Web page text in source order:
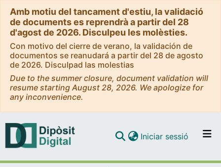
Amb motiu del tancament d'estiu, la validació
de documents es reprendrà a partir del 28
d'agost de 2026. Disculpeu les molèsties.
Con motivo del cierre de verano, la validación de
documentos se reanudará a partir del 28 de agosto
de 2026. Disculpad las molestias
Due to the summer closure, document validation will
resume starting August 28, 2026. We apologize for
any inconvenience.
Iniciar sessió (current)